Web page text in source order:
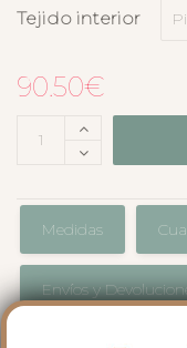
Tejido interior
90.50€
Medidas
Envíos y